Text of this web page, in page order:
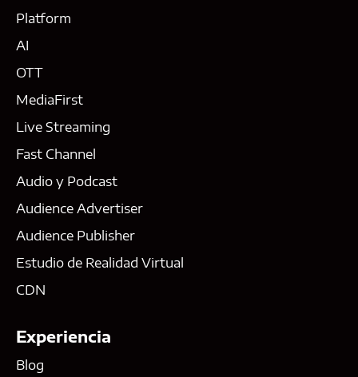
Platform
AI
OTT
MediaFirst
Live Streaming
Fast Channel
Audio y Podcast
Audience Advertiser
Audience Publisher
Estudio de Realidad Virtual
CDN
Experiencia
Blog